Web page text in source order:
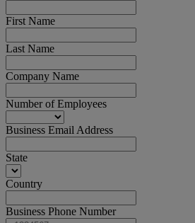
First Name
Last Name
Company Name
Number of Employees
Business Email Address
State
Country
Business Phone Number